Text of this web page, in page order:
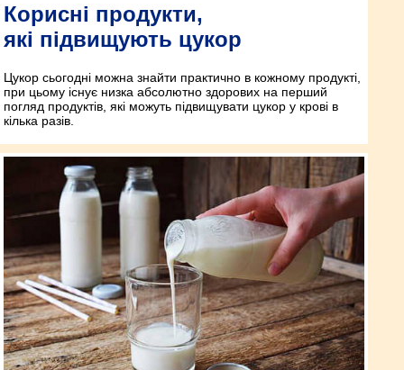
Корисні продукти,
які підвищують цукор
Цукор сьогодні можна знай­ти практично в кожному продукті,
при цьому існує низка абсолютно здорових на перший
погляд продуктів, які можуть підвищувати цукор у крові в
кілька разів.